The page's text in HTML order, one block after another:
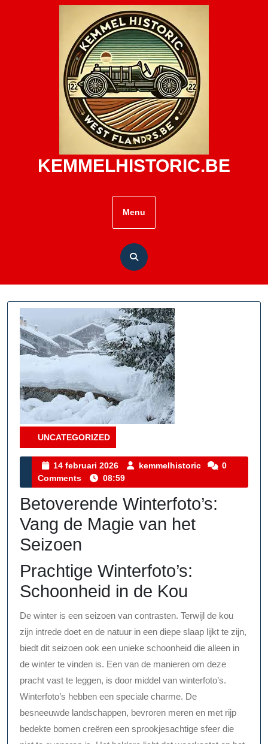
KEMMELHISTORIC.BE
Menu
UNCATEGORIZED
Category
14 februari 2026
14
februari
2026
kemmelhistoric kemmelhistoric
0
Comments
08:59
Betoverende Winterfoto’s:
Vang de Magie van het
Seizoen
Prachtige Winterfoto’s:
Schoonheid in de Kou
De winter is een seizoen van contrasten. Terwijl de kou
zijn intrede doet en de natuur in een diepe slaap lijkt te zijn,
biedt dit seizoen ook een unieke schoonheid die alleen in
de winter te vinden is. Een van de manieren om deze
pracht vast te leggen, is door middel van winterfoto’s.
Winterfoto’s hebben een speciale charme. De
besneeuwde landschappen, bevroren meren en met rijp
bedekte bomen creëren een sprookjesachtige sfeer die